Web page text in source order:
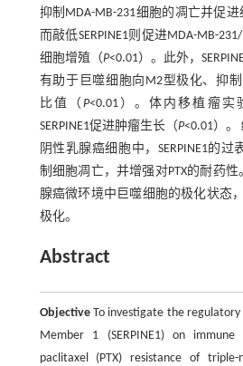
抑制MDA-MB-231细胞的凋亡并促
而敲低SERPINE1则促进MDA-MB-
细胞增殖（P<0.01）。此外，
有助于巨噬细胞向M2型极化、抑
比值（ P<0.01）。体内移植瘤实
SERPINE1促进肿瘤生长（P<0.01）。
阴性乳腺癌细胞中，SERPINE1的
制细胞凋亡，并增强对PTX的耐药性
腺癌微环境中巨噬细胞的极化状态
极化。
Abstract
ObjectiveTo investigate the regulatory
Member 1 (SERPINE1) on immune
paclitaxel (PTX) resistance of